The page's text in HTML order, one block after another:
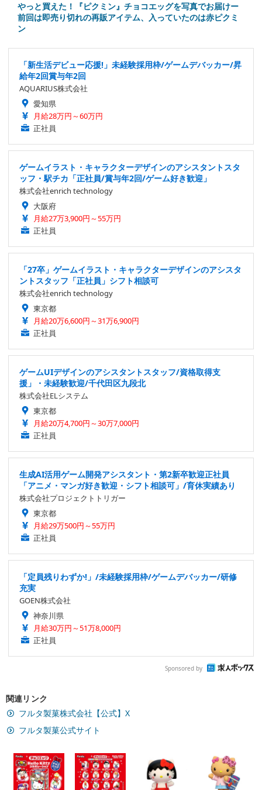
やっと買えた！『ピクミン』チョコエッグを写真でお届けー
前回は即売り切れの再販アイテム、入っていたのは赤ピクミ
ン
「新生活デビュー応援!」未経験採用枠/ゲームデバッカー/昇
給年2回賞与年2回
AQUARIUS株式会社
愛知県
月給28万円～60万円
正社員
ゲームイラスト・キャラクターデザインのアシスタントスタ
ッフ・駅チカ「正社員/賞与年2回/ゲーム好き歓迎」
株式会社enrich technology
大阪府
月給27万3,900円～55万円
正社員
「27卒」ゲームイラスト・キャラクターデザインのアシスタ
ントスタッフ「正社員」シフト相談可
株式会社enrich technology
東京都
月給20万6,600円～31万6,900円
正社員
ゲームUIデザインのアシスタントスタッフ/資格取得支
援」・未経験歓迎/千代田区九段北
株式会社ELシステム
東京都
月給20万4,700円～30万7,000円
正社員
生成AI活用ゲーム開発アシスタント・第2新卒歓迎正社員
「アニメ・マンガ好き歓迎・シフト相談可」/育休実績あり
株式会社プロジェクトトリガー
東京都
月給29万500円～55万円
正社員
「定員残りわずか!」/未経験採用枠/ゲームデバッカー/研修
充実
GOEN株式会社
神奈川県
月給30万円～51万8,000円
正社員
Sponsored by
関連リンク
フルタ製菓株式会社【公式】X
フルタ製菓公式サイト